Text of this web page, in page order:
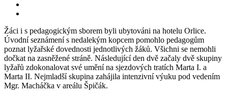
Žáci i s pedagogickým sborem byli ubytováni na hotelu Orlice.
Úvodní seznámení s nedalekým kopcem pomohlo pedagogům
poznat lyžařské dovednosti jednotlivých žáků. Všichni se nemohli
dočkat na zasněžené stráně. Následující den dvě začaly dvě skupiny
lyžařů zdokonalovat své umění na sjezdových tratích Marta I. a
Marta II. Nejmladší skupina zahájila intenzivní výuku pod vedením
Mgr. Macháčka v areálu Špičák.